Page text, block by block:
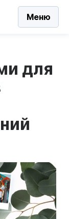
Меню
для